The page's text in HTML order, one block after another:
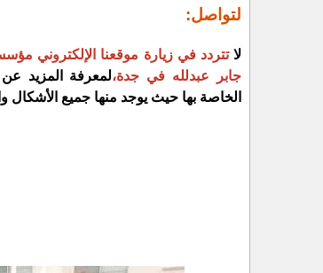
لتواصل:
لاتتردد في زيارة موقعنا الإلكتروني
جابر عبدلله في جدة،لمعرفة المزيد عن
الخاصة بها حيث يوجد منها جميع الأشكال